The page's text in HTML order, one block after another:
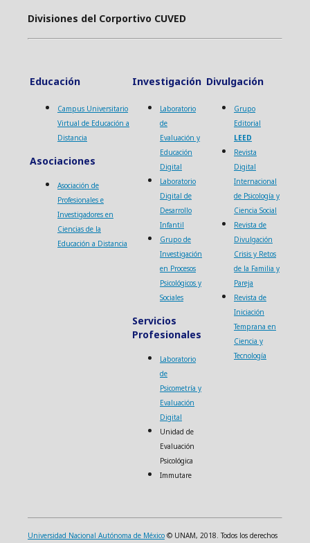
Divisiones del Corportivo CUVED
Educación Investigación Divulgación
Campus Universitario
Virtual de Educación a
Distancia
Asociaciones
Asociación de
Profesionales e
Investigadores en
Ciencias de la
Educación a Distancia
Laboratorio
de
Evaluación y
Educación
Digital
Laboratorio
Digital de
Desarrollo
Infantil
Grupo de
Investigación
en Procesos
Psicológicos y
Sociales
Servicios
Profesionales
Laboratorio
de
Psicometría y
Evaluación
Digital
Unidad de
Evaluación
Psicológica
Immutare
Grupo
Editorial
LEED
Revista
Digital
Internacional
de Psicología y
Ciencia Social
Revista de
Divulgación
Crisis y Retos
de la Familia y
Pareja
Revista de
Iniciación
Temprana en
Ciencia y
Tecnología
Universidad Nacional Autónoma de México © UNAM, 2018. Todos los derechos